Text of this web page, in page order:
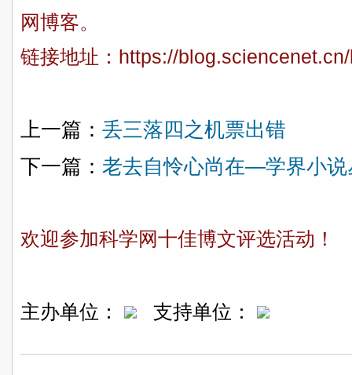
网博客。
链接地址： https://
上一篇： 丢三落四之机票出错
下一篇： 老去自怜心尚在—学界小说
欢迎参加科学网十佳博文评选活动！
主办单位： 支持单位：